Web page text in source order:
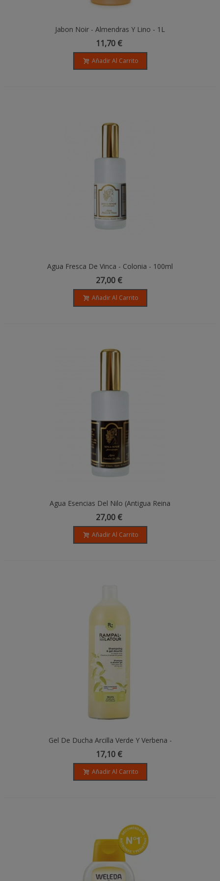
Jabon Noir - Almendras Y Lino - 1L
11,70 €
Añadir Al Carrito
Agua Fresca De Vinca - Colonia - 100ml
27,00 €
Añadir Al Carrito
Agua Esencias Del Nilo (antigua Reina
De Egipto) - 100ML
27,00 €
Añadir Al Carrito
Gel De Ducha Arcilla Verde Y Verbena -
1L
17,10 €
Añadir Al Carrito